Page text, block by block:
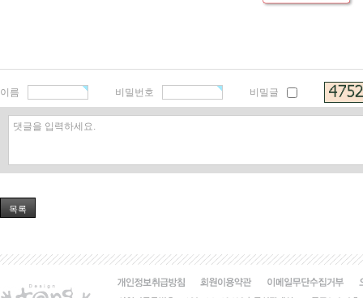
이름 비밀번호 비밀글
댓글을 입력하세요.
목록